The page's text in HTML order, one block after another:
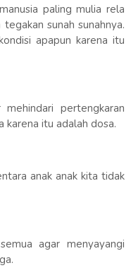
paling mulia rela
sunah sunahnya.
apapun karena itu
pertengkaran
karena itu adalah dosa.
anak anak kita tidak
agar menyayangi